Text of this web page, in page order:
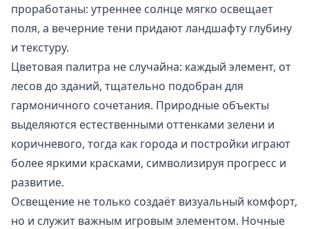
проработаны: утреннее солнце мягко освещает
поля, а вечерние тени придают ландшафту глубину
и текстуру.
Цветовая палитра не случайна: каждый элемент, от
лесов до зданий, тщательно подобран для
гармоничного сочетания. Природные объекты
выделяются естественными оттенками зелени и
коричневого, тогда как города и постройки играют
более яркими красками, символизируя прогресс и
развитие.
Освещение не только создаёт визуальный комфорт,
но и служит важным игровым элементом. Ночные